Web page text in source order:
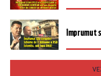
Împrumut